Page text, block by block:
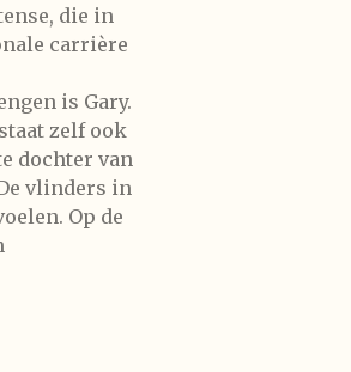
die in
carrière
is Gary.
zelf ook
dochter van
vlinders in
Op de